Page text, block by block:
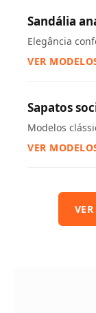
Sandália
Elegância
VER
Sapatos
Modelos
VER